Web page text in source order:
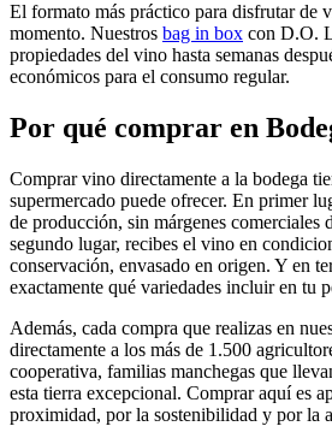
El formato más práctico para disfrutar de
momento. Nuestros bag in box con D.O.
propiedades del vino hasta semanas
económicos para el consumo regular.
Por qué comprar en
Comprar vino directamente a la bodega
supermercado puede ofrecer. En primer
de producción, sin márgenes comerciales
segundo lugar, recibes el vino en
conservación, envasado en origen. Y en
exactamente qué variedades incluir en tu
Además, cada compra que realizas en
directamente a los más de 1.500
cooperativa, familias manchegas que
esta tierra excepcional. Comprar aquí es
proximidad, por la sostenibilidad y por la